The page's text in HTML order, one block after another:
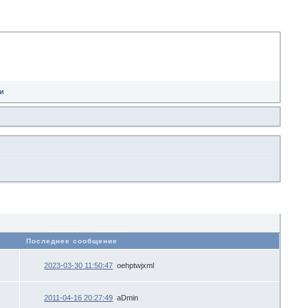
Последнее сообщение
2023-03-30 11:50:47 oehptwjxml
2011-04-16 20:27:49 aDmin